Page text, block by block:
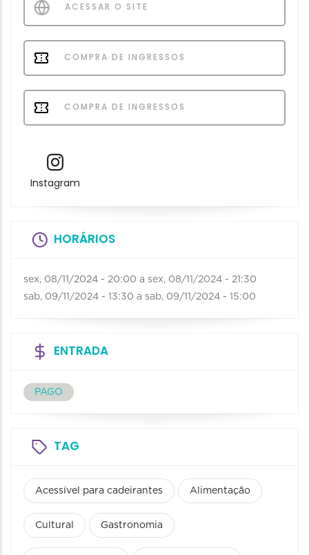
ACESSAR O SITE
COMPRA DE INGRESSOS
COMPRA DE INGRESSOS
Instagram
HORÁRIOS
sex, 08/11/2024 - 20:00 a sex, 08/11/2024 - 21:30
sab, 09/11/2024 - 13:30 a sab, 09/11/2024 - 15:00
ENTRADA
PAGO
TAG
Acessível para cadeirantes Alimentação
Cultural Gastronomia